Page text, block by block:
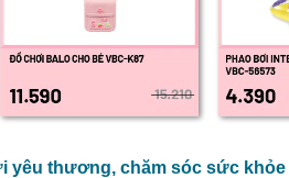
yêu thương, chăm sóc sức khỏe